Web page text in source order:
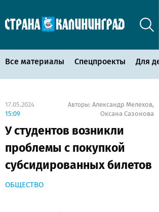
Все материалы Спецпроекты Для
17.05.2024
15:09
Авторы: Александр Мелехов,
Оксана Сазонова
У студентов возникли
проблемы с покупкой
субсидированных билетов
ОБЩЕСТВО